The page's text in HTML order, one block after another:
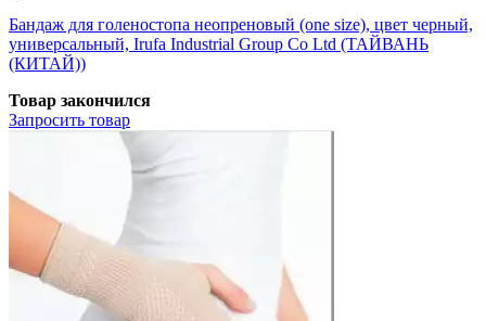
Бандаж для голеностопа неопреновый (one size), цвет черный,
универсальный, Irufa Industrial Group Co Ltd (ТАЙВАНЬ
(КИТАЙ))
Товар закончился
Запросить товар